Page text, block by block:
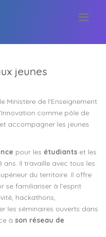
jeunes
Ministère de l'Enseignement
comme pôle de
accompagner les jeunes
pour les étudiants et les
ans. Il travaille avec tous les
du territoire. Il offre
se familiariser à l’esprit
hackathons,
les séminaires ouverts dans
à son réseau de